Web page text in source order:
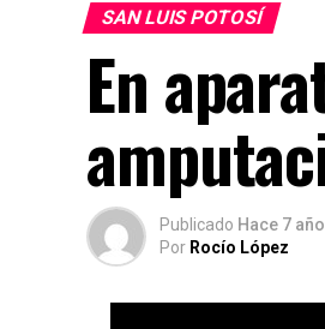
SAN LUIS POTOSÍ
En
Publicado Hace 7
Por Rocío López